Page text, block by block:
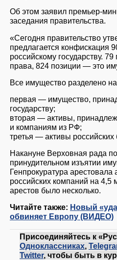
Об этом заявил премьер-
заседания правительства.
«Сегодня правительство
предлагается конфискация
российскому государству.
права, 824 позиции — это
Все имущество разделено на
первая — имущество,
государству;
вторая — активы,
и компаниям из РФ;
третья — активы российских
Накануне Верховная рада
принудительном изъятии
Генпрокуратура арестовала
российских компаний на
арестов было несколько.
Читайте также: Новый
обвиняет Европу (ВИДЕО)
Присоединяйтесь к
Одноклассниках
Twitter, чтобы быть в